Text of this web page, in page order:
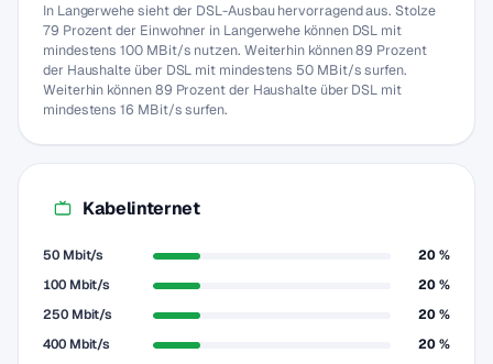
In Langerwehe sieht der DSL-Ausbau hervorragend aus. Stolze
79 Prozent der Einwohner in Langerwehe können DSL mit
mindestens 100 MBit/s nutzen. Weiterhin können 89 Prozent
der Haushalte über DSL mit mindestens 50 MBit/s surfen.
Weiterhin können 89 Prozent der Haushalte über DSL mit
mindestens 16 MBit/s surfen.
Kabelinternet
50 Mbit/s
20 %
100 Mbit/s
20 %
250 Mbit/s
20 %
400 Mbit/s
20 %